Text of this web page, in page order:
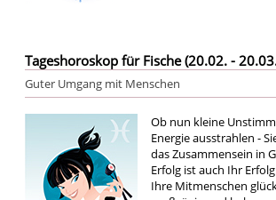
Tageshoroskop für Fische (20.02. -
Guter Umgang mit Menschen
Ob nun kleine
Energie ausstrahlen -
das Zusammensein in
Erfolg ist auch Ihr
Ihre Mitmenschen